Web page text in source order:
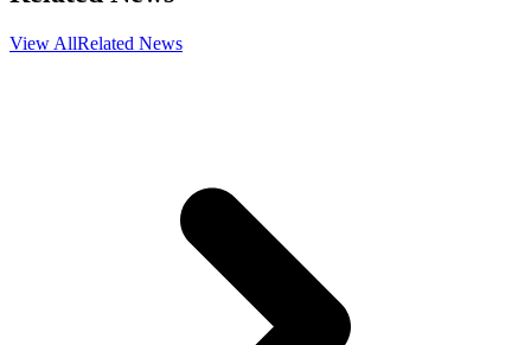
View AllRelated News